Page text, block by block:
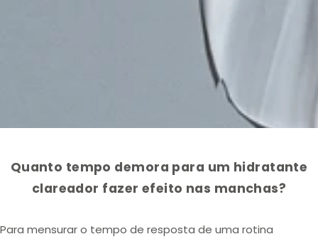
Quanto tempo demora para um hidratante
clareador fazer efeito nas manchas?
Para mensurar o tempo de resposta de uma rotina